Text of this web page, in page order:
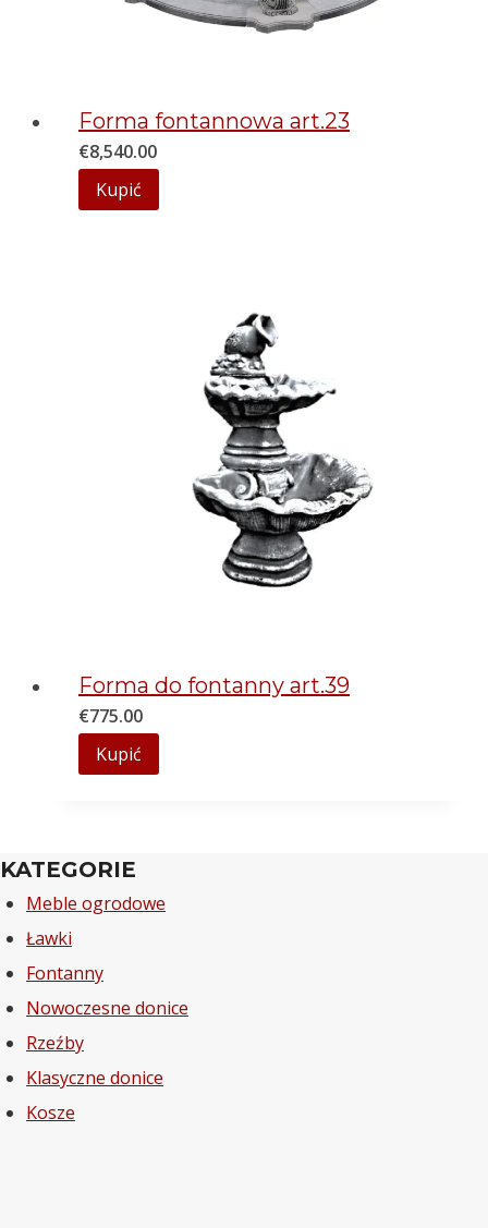
Forma fontannowa art.23
€8,540.00
Kupić
Forma do fontanny art.39
€775.00
Kupić
KATEGORIE
Meble ogrodowe
Ławki
Fontanny
Nowoczesne donice
Rzeźby
Klasyczne donice
Kosze